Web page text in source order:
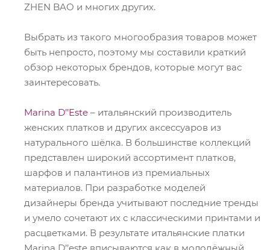
ZHEN BAO и многих других.
Выбрать из такого многообразия товаров может
быть непросто, поэтому мы составили краткий
обзор некоторых брендов, которые могут вас
заинтересовать.
Marina D’’Este – итальянский производитель
женских платков и других аксессуаров из
натурального шёлка. В большинстве коллекций
представлен широкий ассортимент платков,
шарфов и палантинов из премиальных
материалов. При разработке моделей
дизайнеры бренда учитывают последние тренды
и умело сочетают их с классическими принтами и
расцветками. В результате итальянские платки
Marina D’’este вписываются как в молодёжный